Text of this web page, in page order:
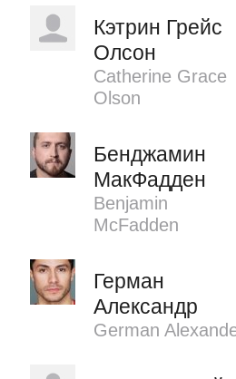
Кэтрин Грейс
Олсон
Catherine Grace
Olson
Бенджамин
МакФадден
Benjamin
McFadden
Герман
Александр
German